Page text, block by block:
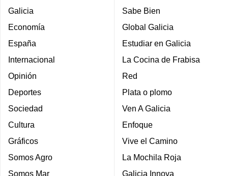
Galicia
Economía
España
Internacional
Opinión
Deportes
Sociedad
Cultura
Gráficos
Somos Agro
Somos Mar
Sabe Bien
Global Galicia
Estudiar en Galicia
La Cocina de Frabisa
Red
Plata o plomo
Ven A Galicia
Enfoque
Vive el Camino
La Mochila Roja
Galicia Innova